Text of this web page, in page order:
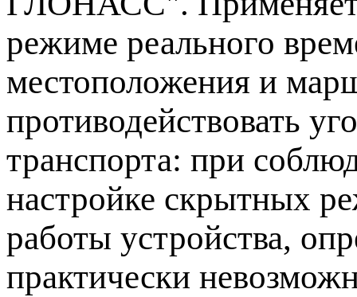
режиме реального
местоположения и
противодействовать
транспорта: при
настройке скрытных
работы устройства,
практически